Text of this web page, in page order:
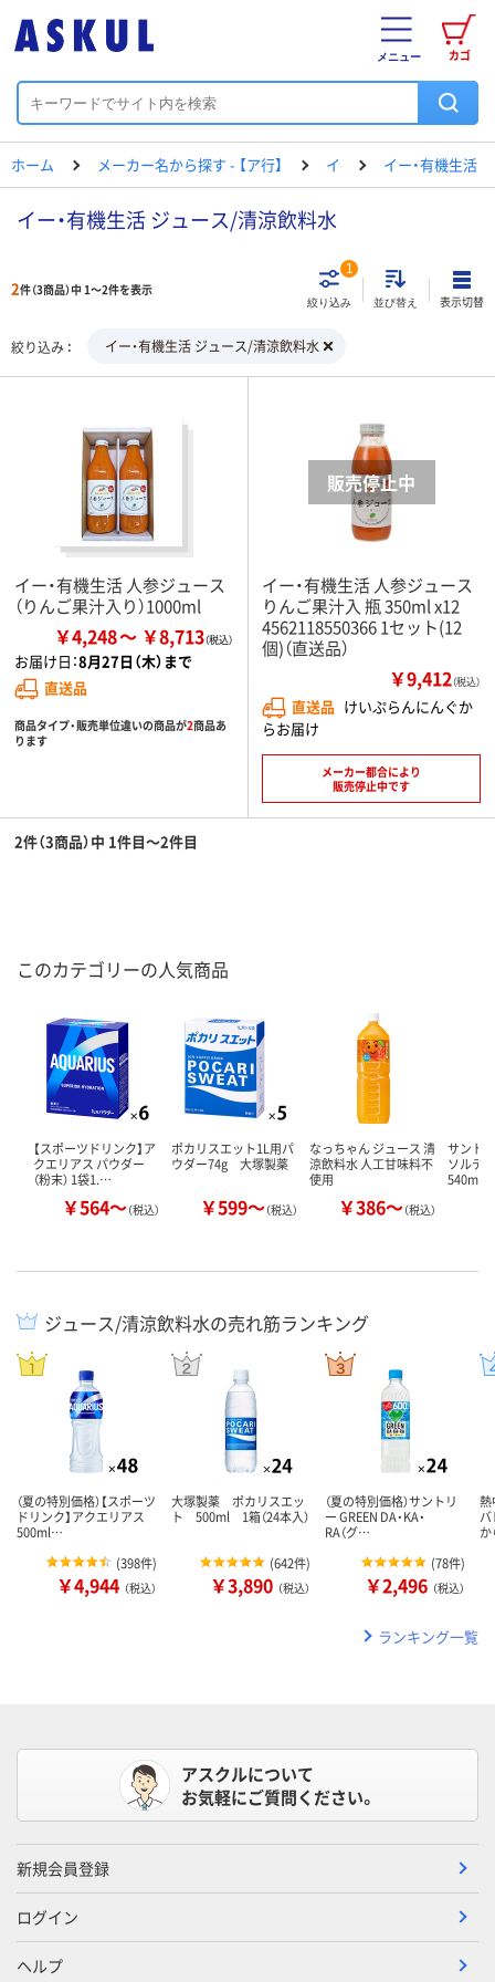
カゴ
メニュー
ホーム メーカー名から探す - 【ア行】 イ イー・有機生活
イー・有機生活 ジュース/清涼飲料水
2件（3商品）中 1～2件を表示
絞り込み
1
並び替え 表示切替
絞り込み イー・有機生活 ジュース/清涼飲料水
イー・有機生活 人参ジュース
（りんご果汁入り）1000ml
￥4,248 ￥8,713
お届け日：8月27日（木）まで
直送品
商品タイプ・販売単位違いの商品が2商品あ
ります
イー・有機生活 人参ジュース
りんご果汁入 瓶 350ml x12
4562118550366 1セット(12
個)（直送品）
￥9,412（税込）
直送品 けいぷらんにんぐか
らお届け
メーカー都合により
販売停止中です
2件（3商品）中 1件目～2件目
このカテゴリーの人気商品
【スポーツドリンク】ア
クエリアス パウダー
（粉末） 1袋1.…
￥564～（税込）
ポカリスエット1L用パ
ウダー74g 大塚製薬
￥599～（税込）
なっちゃん ジュース 清
涼飲料水 人工甘味料不
使用
￥386～（税込）
サント
ソルテ
540ml
ジュース/清涼飲料水の売れ筋ランキング
（夏の特別価格）【スポーツ
ドリンク】アクエリアス
500ml…
(398件)
￥4,944 （税込）
大塚製薬 ポカリスエッ
ト 500ml 1箱（24本入）
(642件)
￥3,890 （税込）
（夏の特別価格）サントリ
ー GREEN DA・KA・
RA（グ…
(78件)
￥2,496 （税込）
熱
ランキング一覧
アスクルについて
お気軽にご質問ください。
新規会員登録
ログイン
ヘルプ